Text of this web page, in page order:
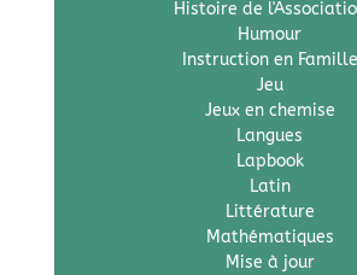
Histoire de
Humour
Instruction en Famille
Jeu
Jeux en chemise
Langues
Lapbook
Latin
Littérature
Mathématiques
Mise à jour